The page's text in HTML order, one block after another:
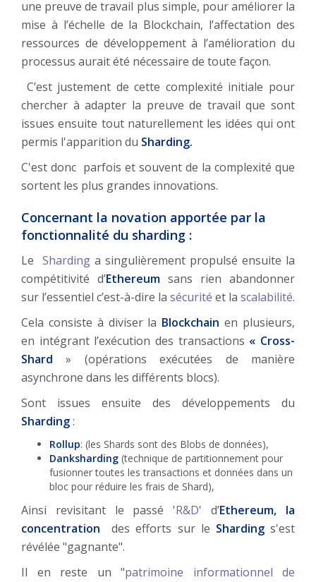
une preuve de travail plus simple, pour améliorer la
mise à l’échelle de la Blockchain, l’affectation des
ressources de développement à l’amélioration du
processus aurait été nécessaire de toute façon.
C’est justement de cette complexité initiale pour
chercher à adapter la preuve de travail que sont
issues ensuite tout naturellement les idées qui ont
permis l'apparition du Sharding.
C'est donc parfois et souvent de la complexité que
sortent les plus grandes innovations.
Concernant la novation apportée par la
fonctionnalité du sharding :
Le Sharding a singulièrement propulsé ensuite la
compétitivité d’Ethereum sans rien abandonner
sur l’essentiel c’est-à-dire la sécurité et la scalabilité.
Cela consiste à diviser la Blockchain en plusieurs,
en intégrant l’exécution des transactions « Cross-
Shard » (opérations exécutées de manière
asynchrone dans les différents blocs).
Sont issues ensuite des développements du
Sharding:
Rollup: (les Shards sont des Blobs de données),
Danksharding (technique de partitionnement pour
fusionner toutes les transactions et données dans un
bloc pour réduire les frais de Shard),
Ainsi revisitant le passé 'R&D' d’Ethereum, la
concentration des efforts sur le Shardings'est
révélée "gagnante".
Il en reste un "patrimoine informationnel de